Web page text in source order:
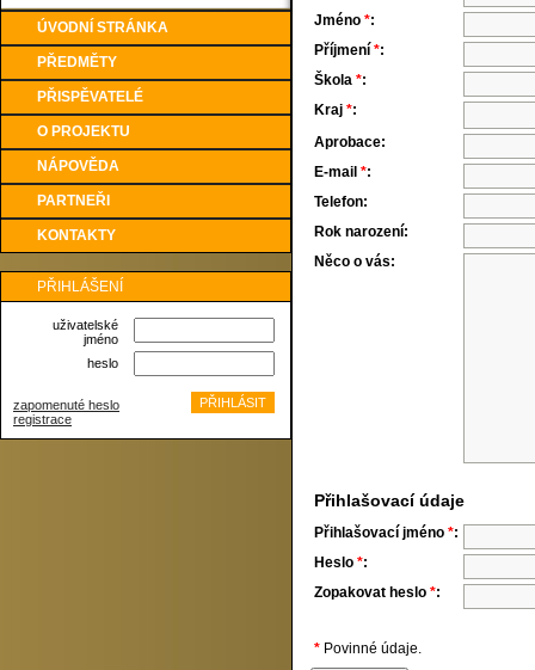
ÚVODNÍ STRÁNKA
PŘEDMĚTY
PŘISPĚVATELÉ
O PROJEKTU
NÁPOVĚDA
PARTNEŘI
KONTAKTY
PŘIHLÁŠENÍ
uživatelské
jméno
heslo
zapomenuté heslo
registrace
Jméno *:
Příjmení *:
Škola *:
Kraj *:
Aprobace:
E-mail *:
Telefon:
Rok narození:
Něco o vás:
Přihlašovací údaje
Přihlašovací jméno *:
Heslo *:
Zopakovat heslo *:
* Povinné údaje.